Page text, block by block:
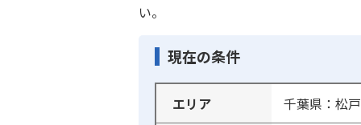
い。
現在の条件
エリア 千葉県：松